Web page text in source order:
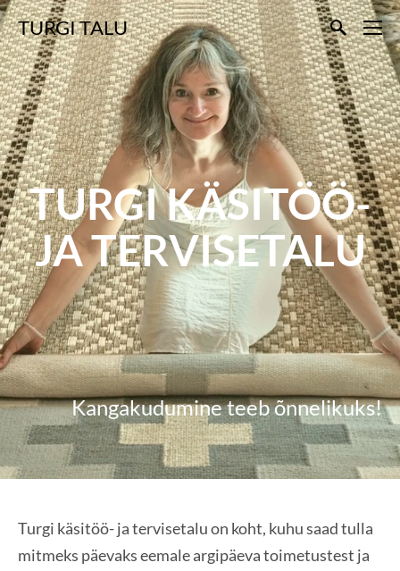
TURGI TALU
TURGI KÄSITÖÖ-
JA TERVISETALU
Kangakudumine teeb õnnelikuks!
Turgi käsitöö- ja tervisetalu on koht, kuhu saad tulla
mitmeks päevaks eemale argipäeva toimetustest ja